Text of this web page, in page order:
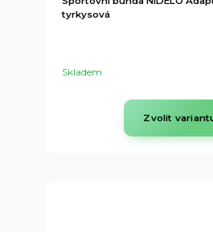
tyrkysová
Skladem
Zvolit